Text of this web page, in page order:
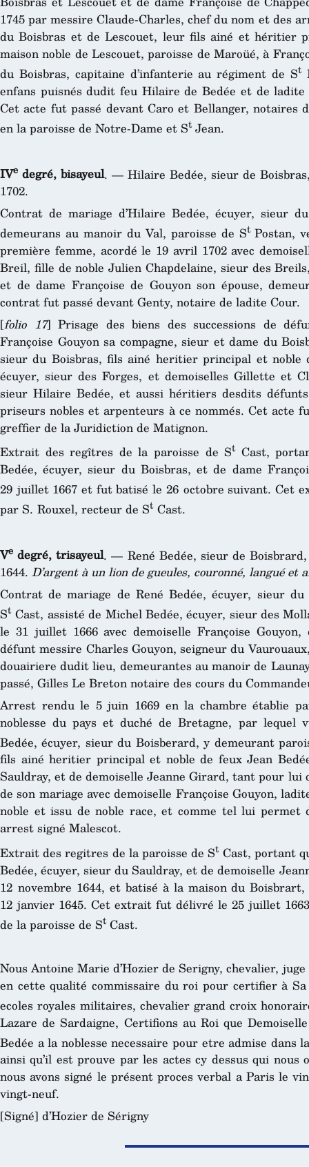
1745 par messire Claude-Charles, chef du nom et des
du Boisbras et de Lescouet, leur fils ainé et héritier
maison noble de Lescouet, paroisse de Maroüé, à
du Boisbras, capitaine d’infanterie au régiment de St
enfans puisnés dudit feu Hilaire de Bedée et de ladite
Cet acte fut passé devant Caro et Bellanger, notaires
en la paroisse de Notre-Dame et StJean.
IVe degré, bisayeul. — Hilaire Bedée, sieur de
1702.
Contrat de mariage d’Hilaire Bedée, écuyer, sieur
demeurans au manoir du Val, paroisse de StPostan,
première femme, acordé le 19 avril 1702 avec
Breil, fille de noble Julien Chapdelaine, sieur des
et de dame Françoise de Gouyon son épouse,
contrat fut passé devant Genty, notaire de ladite Cour.
[folio 17] Prisage des biens des successions de
Françoise Gouyon sa compagne, sieur et dame du
sieur du Boisbras, fils ainé heritier principal et noble
écuyer, sieur des Forges, et demoiselles Gillette et
sieur Hilaire Bedée, et aussi héritiers desdits
priseurs nobles et arpenteurs à ce nommés. Cet acte
greffier de la Juridiction de Matignon.
Extrait des regîtres de la paroisse de StCast,
Bedée, écuyer, sieur du Boisbras, et de dame
29 juillet 1667 et fut batisé le 26 octobre suivant. Cet
par S. Rouxel, recteur de StCast.
Ve degré, trisayeul. — René Bedée, sieur de
1644. D’argent à un lion de gueules, couronné, langué et
Contrat de mariage de René Bedée, écuyer, sieur
StCast, assisté de Michel Bedée, écuyer, sieur des
le 31 juillet 1666 avec demoiselle Françoise
défunt messire Charles Gouyon, seigneur du
douairiere dudit lieu, demeurantes au manoir de
passé, Gilles Le Breton notaire des cours du
Arrest rendu le 5 juin 1669 en la chambre établie
noblesse du pays et duché de Bretagne, par lequel
Bedée, écuyer, sieur du Boisberard, y demeurant
fils ainé heritier principal et noble de feux Jean
Sauldray, et de demoiselle Jeanne Girard, tant pour lui
de son mariage avec demoiselle Françoise Gouyon,
noble et issu de noble race, et comme tel lui permet
arrest signé Malescot.
Extrait des regitres de la paroisse de StCast, portant
Bedée, écuyer, sieur du Sauldray, et de demoiselle
12 novembre 1644, et batisé à la maison du
12 janvier 1645. Cet extrait fut délivré le 25 juillet
de la paroisse de StCast.
Nous Antoine Marie d’Hozier de Serigny, chevalier,
en cette qualité commissaire du roi pour certifier à Sa
ecoles royales militaires, chevalier grand croix
Lazare de Sardaigne, Certifions au Roi que
Bedée a la noblesse necessaire pour etre admise dans
ainsi qu’il est prouve par les actes cy dessus qui
nous avons signé le présent proces verbal a Paris le
vingt-neuf.
[Signé] d’Hozier de Sérigny